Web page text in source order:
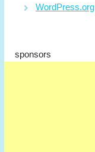
WordPress.org
sponsors